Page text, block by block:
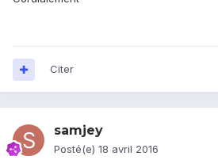
Citer
samjey
Posté(e) 18 avril 2016